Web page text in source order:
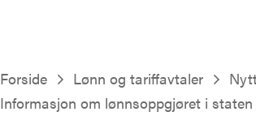
Forside Lønn og tariffavtaler
Informasjon om lønnsoppgjøret i staten